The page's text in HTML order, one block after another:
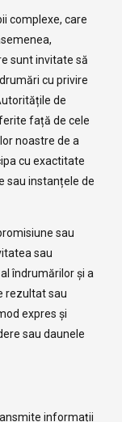
complexe, care
sunt invitate să
cu privire
de
față de cele
noastre de a
cu exactitate
sau instanțele de
sau
sau
îndrumărilor și a
rezultat sau
expres și
sau daunele
informații